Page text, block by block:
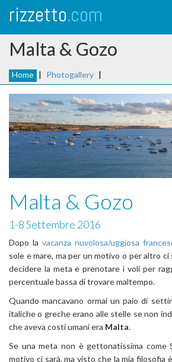
rizzetto.com
Malta & Gozo
Home | Photogallery |
Malta & Gozo
1-8 Settembre 2016
Dopo la vacanza nuvolosa/uggiosa
sole e mare, ma per un motivo o per altro
decidere la meta e prenotare i voli per
percentuale bassa di trovare maltempo.
Quando mancavano ormai un paio di
italiche o greche erano alle stelle se non
che aveva costi umani era Malta.
Se una meta non è gettonatissima come
motivo ci sarà, ma visto che la mia filosofia